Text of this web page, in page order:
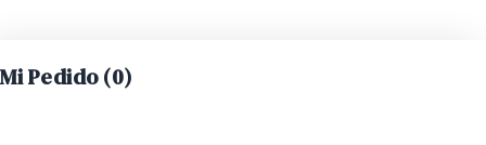
Mi Pedido (0)